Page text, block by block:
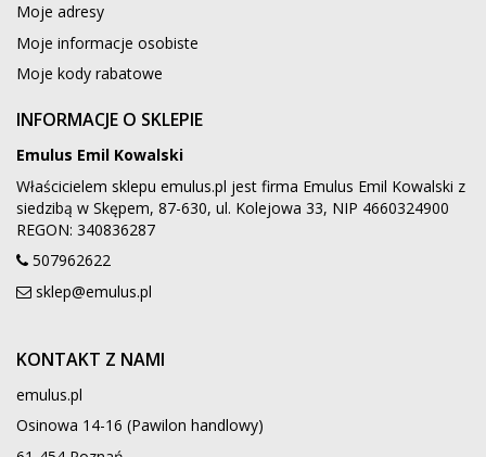
Moje adresy
Moje informacje osobiste
Moje kody rabatowe
INFORMACJE O SKLEPIE
Emulus Emil Kowalski
Właścicielem sklepu emulus.pl jest firma Emulus Emil Kowalski z
siedzibą w Skępem, 87-630, ul. Kolejowa 33, NIP 4660324900
REGON: 340836287
507962622
sklep@emulus.pl
KONTAKT Z NAMI
emulus.pl
Osinowa 14-16 (Pawilon handlowy)